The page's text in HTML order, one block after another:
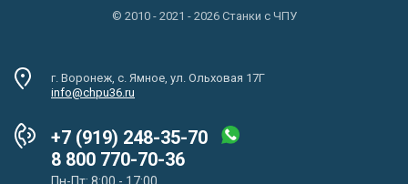
© 2010 - 2021 - 2026 Станки с ЧПУ
г. Воронеж, с. Ямное, ул. Ольховая 17Г
info@chpu36.ru
+7 (919) 248-35-70
8 800 770-70-36